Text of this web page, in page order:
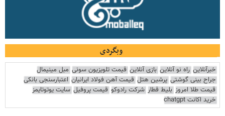
وبگردی
خبرآنلاین راه نو آنلاین بازی آنلاین قیمت تلویزیون سونی مبل مینیمال
جراح بینی گوشتی پرشین هتل قیمت آهن فولاد ایرانیان اعتبارسنجی بانکی
قیمت طلا امروز بلیط قطار شرکت رادوکو قیمت پروفیل سایت یوتوتایمز
خرید اکانت chatgpt